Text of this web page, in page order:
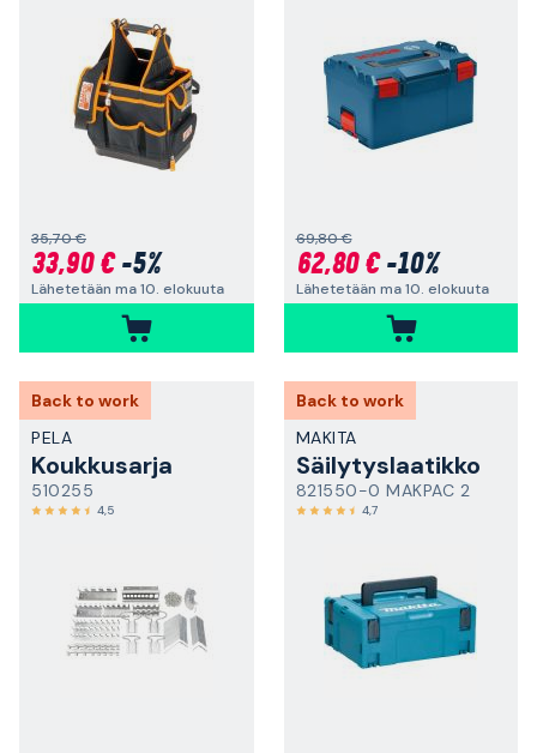
35,70 €
33,90 €-5%
Lähetetään ma 10. elokuuta
69,80 €
62,80 €-10%
Lähetetään ma 10. elokuuta
Back to work
PELA
Koukkusarja
510255
4,5
Back to work
MAKITA
Säilytyslaatikko
821550-0 MAKPAC 2
4,7